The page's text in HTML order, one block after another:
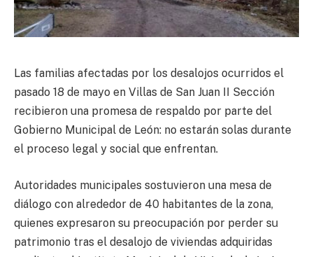
Las familias afectadas por los desalojos ocurridos el
pasado 18 de mayo en Villas de San Juan II Sección
recibieron una promesa de respaldo por parte del
Gobierno Municipal de León: no estarán solas durante
el proceso legal y social que enfrentan.
Autoridades municipales sostuvieron una mesa de
diálogo con alrededor de 40 habitantes de la zona,
quienes expresaron su preocupación por perder su
patrimonio tras el desalojo de viviendas adquiridas